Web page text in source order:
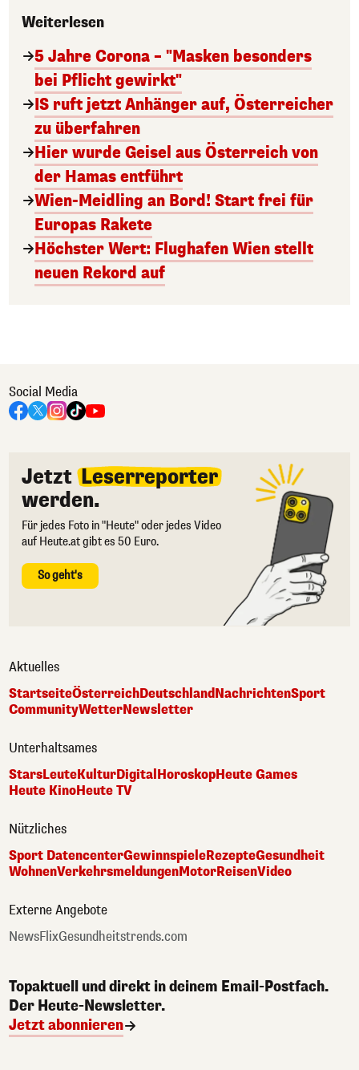
Weiterlesen
5 Jahre Corona – "Masken besonders
bei Pflicht gewirkt"
IS ruft jetzt Anhänger auf, Österreicher
zu überfahren
Hier wurde Geisel aus Österreich von
der Hamas entführt
Wien-Meidling an Bord! Start frei für
Europas Rakete
Höchster Wert: Flughafen Wien stellt
neuen Rekord auf
Social Media
Jetzt Leserreporter
werden.
Für jedes Foto in "Heute" oder jedes Video
auf Heute.at gibt es 50 Euro.
So geht's
Aktuelles
StartseiteÖsterreichDeutschlandNachrichtenSport
CommunityWetterNewsletter
Unterhaltsames
StarsLeuteKulturDigitalHoroskopHeute Games
Heute KinoHeute TV
Nützliches
Sport DatencenterGewinnspieleRezepteGesundheit
WohnenVerkehrsmeldungenMotorReisenVideo
Externe Angebote
NewsFlixGesundheitstrends.com
Topaktuell und direkt in deinem Email-Postfach.
Der Heute-Newsletter.
Jetzt abonnieren